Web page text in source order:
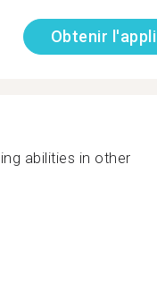
Obtenir l'appli
abilities in other